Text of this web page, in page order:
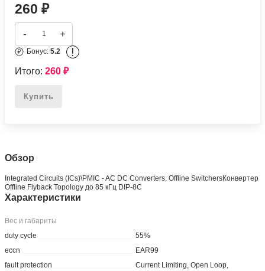
260₽
- +
Бонус:5.2 !
Итого:260₽
Купить
Обзор
Integrated Circuits (ICs)\PMIC - AC DC Converters, Offline SwitchersКонвертер
Offline Flyback Topology до 85 кГц DIP-8C
Характеристики
Вес и габариты
duty cycle
55%
eccn
EAR99
fault protection
Current Limiting, Open Loop,